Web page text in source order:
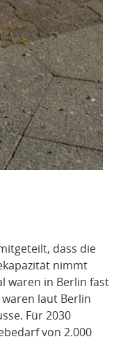
dass die
nimmt
waren in Berlin fast
laut Berlin
Für 2030
von 2.000